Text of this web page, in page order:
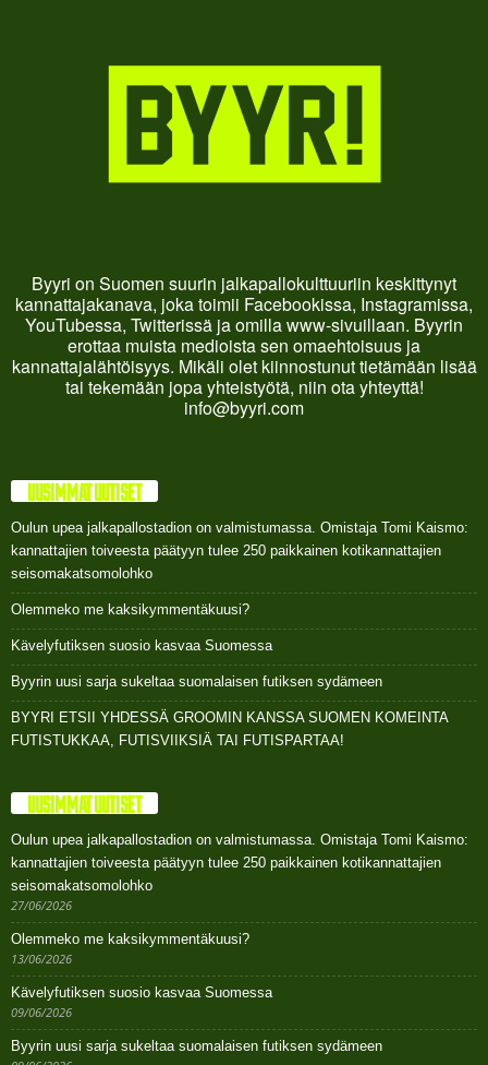
Byyri on Suomen suurin jalkapallokulttuuriin keskittynyt
kannattajakanava, joka toimii Facebookissa, Instagramissa,
YouTubessa, Twitterissä ja omilla www-sivuillaan. Byyrin
erottaa muista medioista sen omaehtoisuus ja
kannattajalähtöisyys. Mikäli olet kiinnostunut tietämään lisää
tai tekemään jopa yhteistyötä, niin ota yhteyttä!
info@byyri.com
UUSIMMAT UUTISET
Oulun upea jalkapallostadion on valmistumassa. Omistaja Tomi Kaismo:
kannattajien toiveesta päätyyn tulee 250 paikkainen kotikannattajien
seisomakatsomolohko
Olemmeko me kaksikymmentäkuusi?
Kävelyfutiksen suosio kasvaa Suomessa
Byyrin uusi sarja sukeltaa suomalaisen futiksen sydämeen
BYYRI ETSII YHDESSÄ GROOMIN KANSSA SUOMEN KOMEINTA
FUTISTUKKAA, FUTISVIIKSIÄ TAI FUTISPARTAA!
UUSIMMAT UUTISET
Oulun upea jalkapallostadion on valmistumassa. Omistaja Tomi Kaismo:
kannattajien toiveesta päätyyn tulee 250 paikkainen kotikannattajien
seisomakatsomolohko
27/06/2026
Olemmeko me kaksikymmentäkuusi?
13/06/2026
Kävelyfutiksen suosio kasvaa Suomessa
09/06/2026
Byyrin uusi sarja sukeltaa suomalaisen futiksen sydämeen